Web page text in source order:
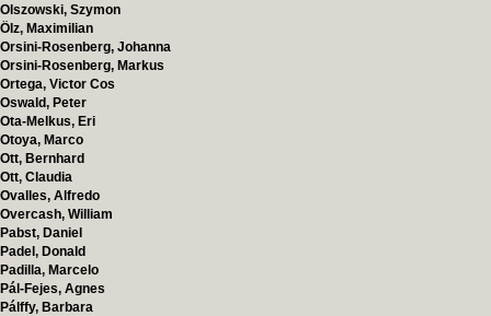
Olszowski, Szymon
Ölz, Maximilian
Orsini-Rosenberg, Johanna
Orsini-Rosenberg, Markus
Ortega, Victor Cos
Oswald, Peter
Ota-Melkus, Eri
Otoya, Marco
Ott, Bernhard
Ott, Claudia
Ovalles, Alfredo
Overcash, William
Pabst, Daniel
Padel, Donald
Padilla, Marcelo
Pál-Fejes, Agnes
Pálffy, Barbara